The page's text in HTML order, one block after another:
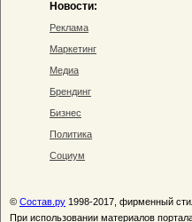
Новости:
Реклама
Маркетинг
Медиа
Брендинг
Бизнес
Политика
Социум
© Состав.ру 1998-2017, фирменный
При использовании материалов